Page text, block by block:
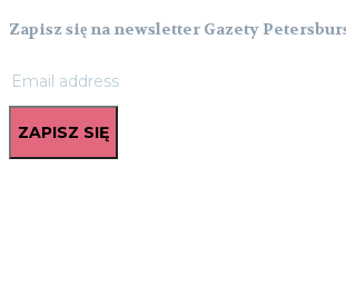
Zapisz się na newsletter Gazety
ZAPISZ SIĘ